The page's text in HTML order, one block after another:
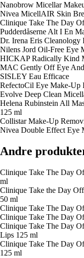
Nanobrow Micellar
Nivea MicellAIR Skin
Clinique Take The Day
Pudderdåserne Alt I En
Dr. Irena Eris Cleanology
Nilens Jord Oil-Free Eye
HICKAP Radically Kind
MAC Gently Off Eye
SISLEY Eau Efficace
RefectoCil Eye Make-Up
Evolve Deep Clean
Helena Rubinstein All
125 ml
Collistar Make-Up
Nivea Double Effect Eye
Andre
Clinique Take The Day
ml
Clinique Take the Day
50 ml
Clinique Take The Day
Clinique Take The Day
Clinique Take The Day
Lips 125 ml
Clinique Take The Day
125 ml